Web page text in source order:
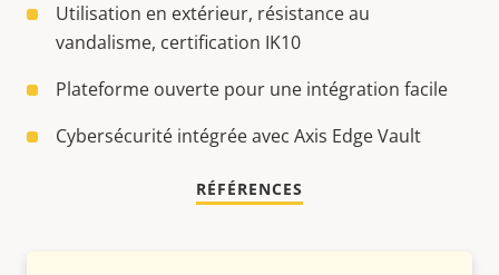
Utilisation en extérieur, résistance au
vandalisme, certification IK10
Plateforme ouverte pour une intégration facile
Cybersécurité intégrée avec Axis Edge Vault
RÉFÉRENCES